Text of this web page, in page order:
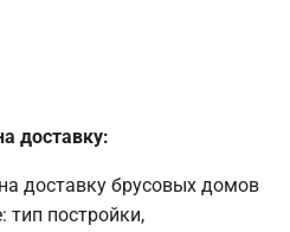
доставку:
доставку брусовых домов
тип постройки,